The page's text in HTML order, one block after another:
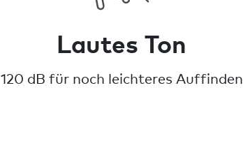
Lautes Ton
120 dB für noch leichteres Auffinden